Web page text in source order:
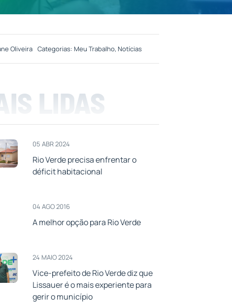
Oliveira Categorias: Meu Trabalho, Notícias
LIDAS
05 ABR 2024
Rio Verde precisa enfrentar o
déficit habitacional
04 AGO 2016
A melhor opção para Rio Verde
24 MAIO 2024
Vice-prefeito de Rio Verde diz que
Lissauer é o mais experiente para
gerir o município